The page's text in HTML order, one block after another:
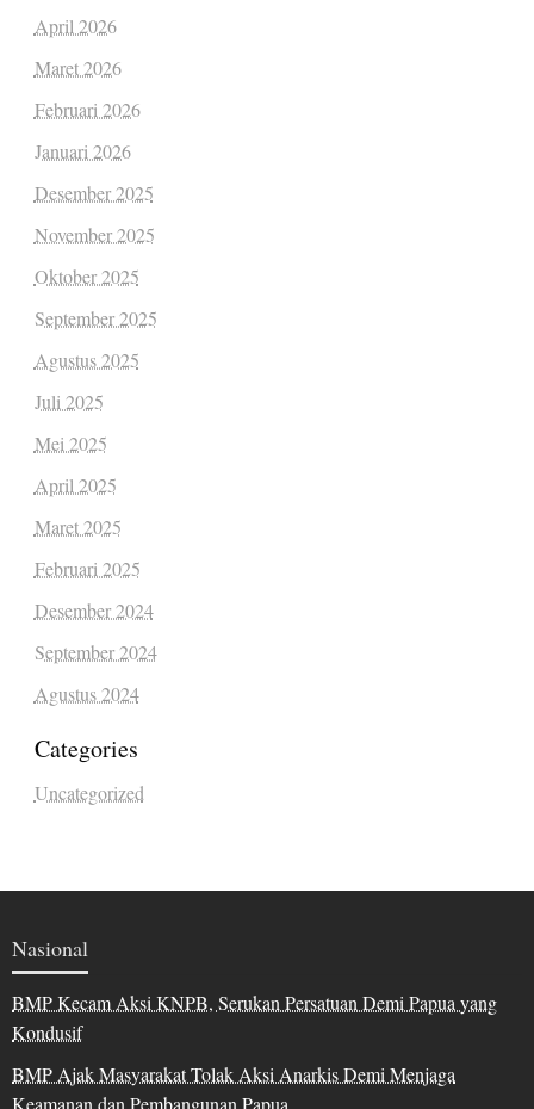
April 2026
Maret 2026
Februari 2026
Januari 2026
Desember 2025
November 2025
Oktober 2025
September 2025
Agustus 2025
Juli 2025
Mei 2025
April 2025
Maret 2025
Februari 2025
Desember 2024
September 2024
Agustus 2024
Categories
Uncategorized
Nasional
BMP Kecam Aksi KNPB, Serukan Persatuan Demi Papua yang
Kondusif
BMP Ajak Masyarakat Tolak Aksi Anarkis Demi Menjaga
Keamanan dan Pembangunan Papua